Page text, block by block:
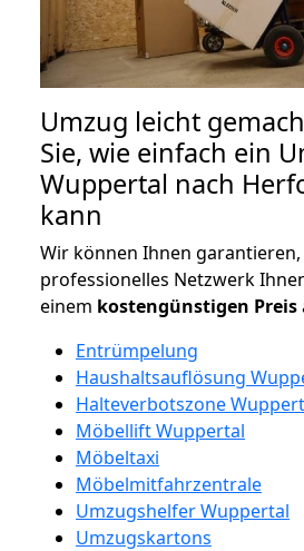
Umzug leicht
Sie, wie einfach ein
Wuppertal nach
kann
Wir können Ihnen
professionelles Netzwerk
einem kostengünstigen Preis
Entrümpelung
Haushaltsauflösung
Halteverbotszone
Möbellift Wuppertal
Möbeltaxi
Möbelmitfahrzentrale
Umzugshelfer Wuppertal
Umzugskartons